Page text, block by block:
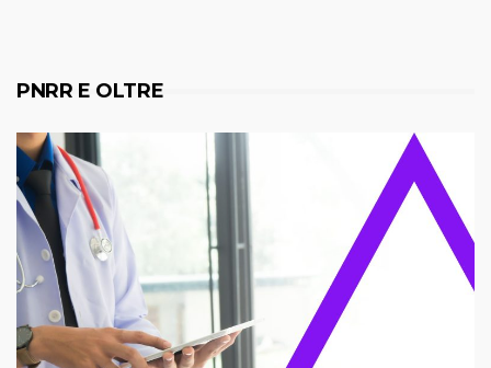
PNRR E OLTRE